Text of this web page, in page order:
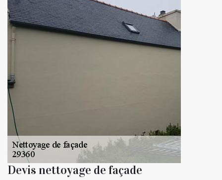
Devis nettoyage de façade